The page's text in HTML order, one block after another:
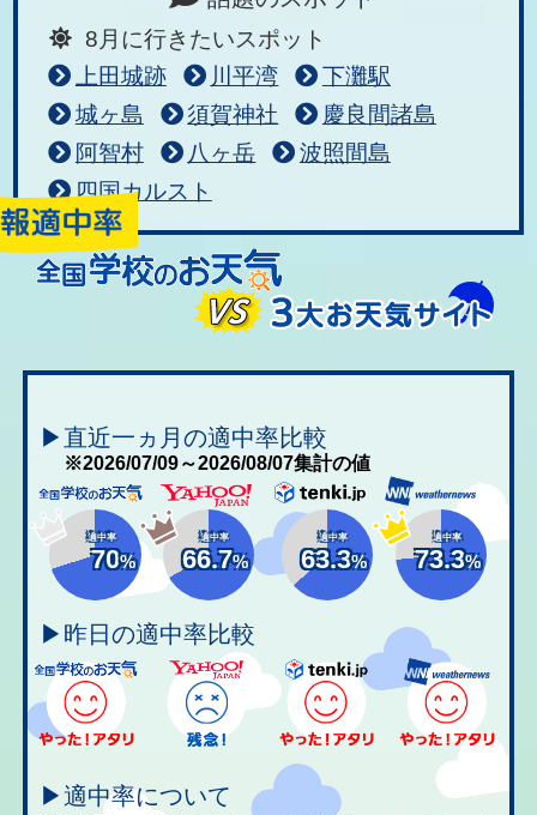
8月に行きたいスポット
上田城跡
川平湾
下灘駅
城ヶ島
須賀神社
慶良間諸島
阿智村
八ヶ岳
波照間島
四国カルスト
▶直近一ヵ月の適中率比較
※2026/07/09～2026/08/07集計の値
適中率
70%
適中率
66.7%
適中率
63.3%
適中率
73.3%
▶昨日の適中率比較
▶適中率について